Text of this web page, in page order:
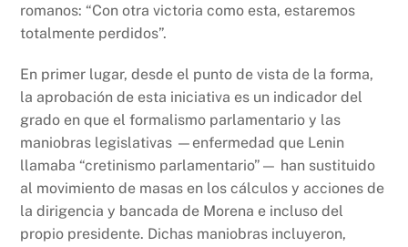
romanos: “Con otra victoria como esta, estaremos
totalmente perdidos”.
En primer lugar, desde el punto de vista de la forma,
la aprobación de esta iniciativa es un indicador del
grado en que el formalismo parlamentario y las
maniobras legislativas —enfermedad que Lenin
llamaba “cretinismo parlamentario”— han sustituido
al movimiento de masas en los cálculos y acciones de
la dirigencia y bancada de Morena e incluso del
propio presidente. Dichas maniobras incluyeron,